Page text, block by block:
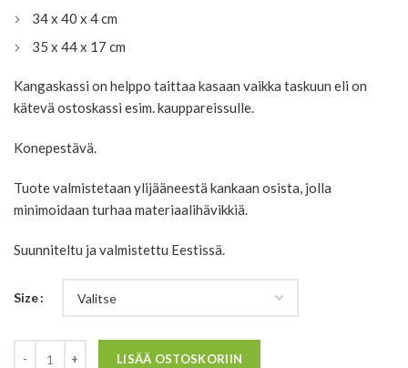
34 x 40 x 4 cm
35 x 44 x 17 cm
Kangaskassi on helppo taittaa kasaan vaikka taskuun eli on
kätevä ostoskassi esim. kauppareissulle.
Konepestävä.
Tuote valmistetaan ylijääneestä kankaan osista, jolla
minimoidaan turhaa materiaalihävikkiä.
Suunniteltu ja valmistettu Eestissä.
Size
LISÄÄ OSTOSKORIIN